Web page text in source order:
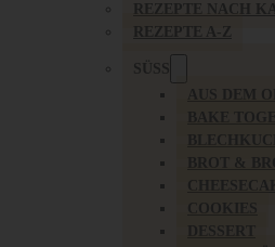
REZEPTE NACH
REZEPTE A-Z
SÜSS